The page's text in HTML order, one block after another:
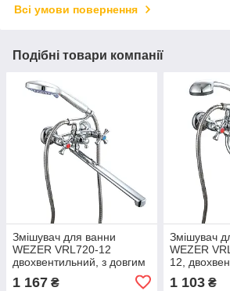
Всі умови повернення
Подібні товари компанії
Змішувач для ванни
WEZER VRL720-12
двохвентильний, з довгим
1 167 ₴
Змішувач
WEZER
12,
1 103₴